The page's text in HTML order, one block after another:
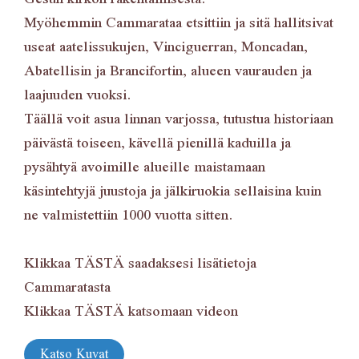
Myöhemmin Cammarataa etsittiin ja sitä hallitsivat
useat aatelissukujen, Vinciguerran, Moncadan,
Abatellisin ja Brancifortin, alueen vaurauden ja
laajuuden vuoksi.
Täällä voit asua linnan varjossa, tutustua historiaan
päivästä toiseen, kävellä pienillä kaduilla ja
pysähtyä avoimille alueille maistamaan
käsintehtyjä juustoja ja jälkiruokia sellaisina kuin
ne valmistettiin 1000 vuotta sitten.
KlikkaaTÄSTÄsaadaksesi lisätietoja
Cammaratasta
KlikkaaTÄSTÄkatsomaan videon